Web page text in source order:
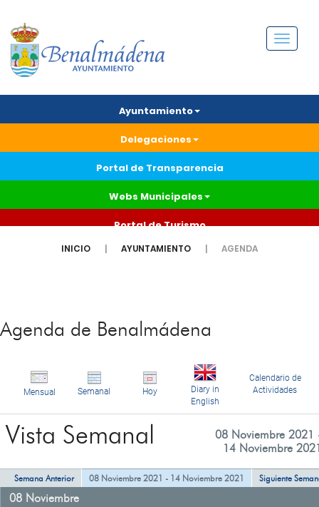
Menú
Ayuntamiento
Delegaciones
Portal de Transparencia
Webs Municipales
Portal de Turismo
INICIO AYUNTAMIENTO AGENDA
Agenda de Benalmádena
Mensual Semanal Hoy
Diary in
English
Calendario de
Actividades
Vista Semanal
08 Noviembre 2021
14 Noviembre
Semana Anterior 08 Noviembre 2021 - 14 Noviembre 2021 Siguiente
08 Noviembre